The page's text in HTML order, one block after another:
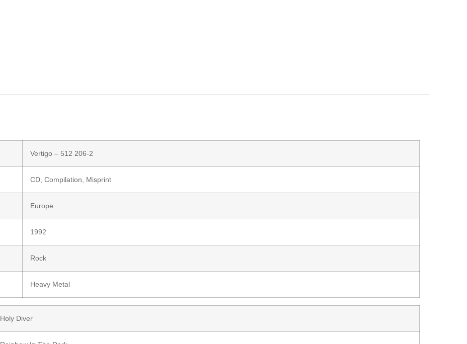
Vertigo – 512 206-2
CD, Compilation, Misprint
Europe
1992
Rock
Heavy Metal
Holy Diver